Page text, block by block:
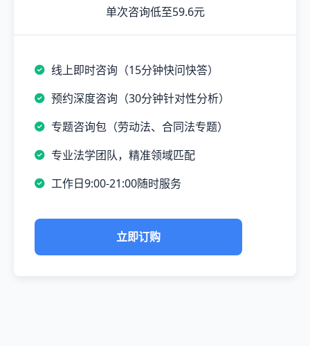
单次咨询低至59.6元
线上即时咨询（15分钟快问快答）
预约深度咨询（30分钟针对性分析）
专题咨询包（劳动法、合同法专题）
专业法学团队，精准领域匹配
工作日9:00-21:00随时服务
立即订购